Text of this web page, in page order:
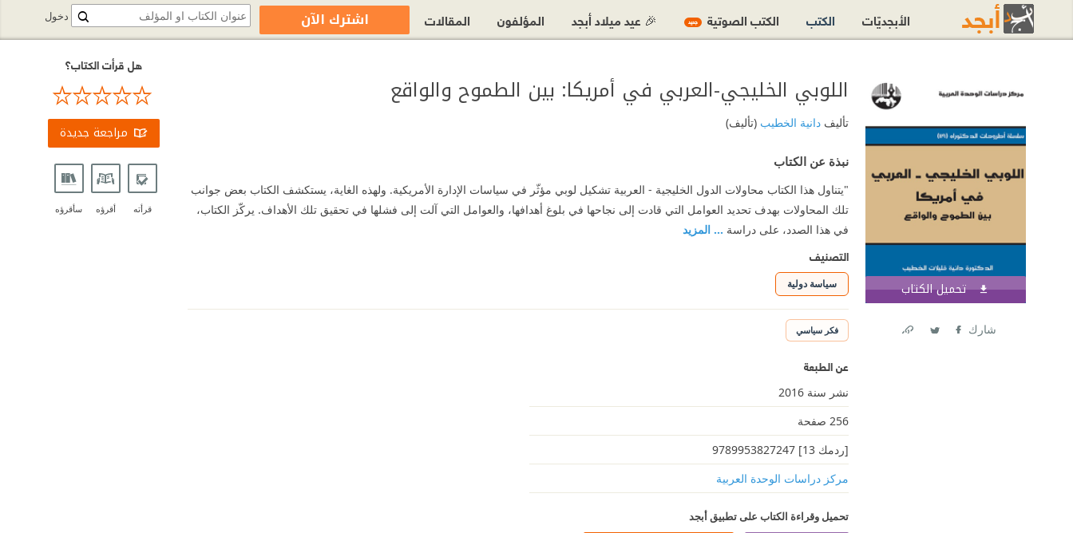
تحميل الكتاب اشترك الآن
شارك
اللوبي الخليجي-العربي في أمريكا: بين الطموح والواقع
تأليفدانية الخطيب(تأليف)
نبذة عن الكتاب
"يتناول هذا الكتاب محاولات الدول الخليجية - العربية تشكيل لوبي مؤثّر في سياسات الإدارة الأمريكية. ولهذه الغاية، يستكشف الكتاب بعض جوانب
تلك المحاولات بهدف تحديد العوامل التي قادت إلى نجاحها في بلوغ أهدافها، والعوامل التي آلت إلى فشلها في تحقيق تلك الأهداف. يركّز الكتاب،
في هذا الصدد، على دراسة ... المزيد
التصنيف
سياسة دولية
فكر سياسي
عن الطبعة
نشر سنة 2016
256 صفحة
[ردمك 13] 9789953827247
مركز دراسات الوحدة العربية
تحميل وقراءة الكتاب على تطبيق أبجد
هل قرأت الكتاب؟
مراجعة جديدة
قرأته أقرؤه سأقرؤه
دخول الأبجديّات الكتب الكتب الصوتية جديد 🎉 عيد ميلاد أبجد المؤلفون المقالات اشترك الآن